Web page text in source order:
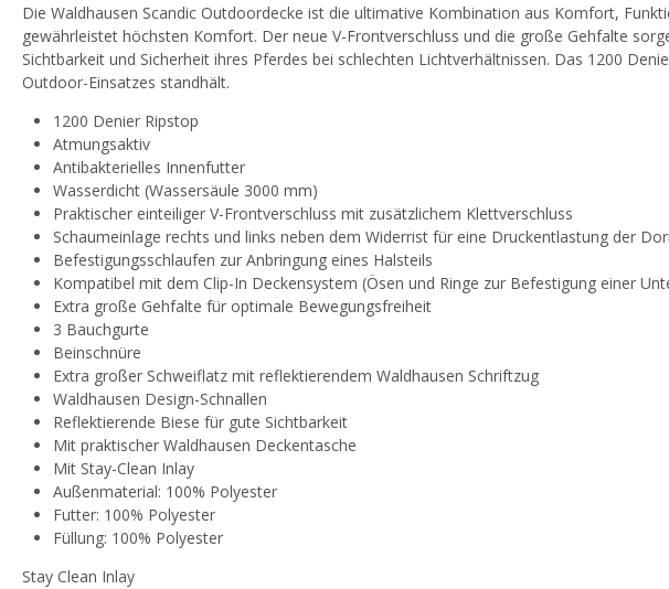
Die Waldhausen Scandic Outdoordecke ist die ultimative Kombination aus Komfort,
gewährleistet höchsten Komfort. Der neue V-Frontverschluss und die große Gehfalte
Sichtbarkeit und Sicherheit ihres Pferdes bei schlechten Lichtverhältnissen. Das 1200
Outdoor-Einsatzes standhält.
1200 Denier Ripstop
Atmungsaktiv
Antibakterielles Innenfutter
Wasserdicht (Wassersäule 3000 mm)
Praktischer einteiliger V-Frontverschluss mit zusätzlichem Klettverschluss
Schaumeinlage rechts und links neben dem Widerrist für eine Druckentlastung der
Befestigungsschlaufen zur Anbringung eines Halsteils
Kompatibel mit dem Clip-In Deckensystem (Ösen und Ringe zur Befestigung einer
Extra große Gehfalte für optimale Bewegungsfreiheit
3 Bauchgurte
Beinschnüre
Extra großer Schweiflatz mit reflektierendem Waldhausen Schriftzug
Waldhausen Design-Schnallen
Reflektierende Biese für gute Sichtbarkeit
Mit praktischer Waldhausen Deckentasche
Mit Stay-Clean Inlay
Außenmaterial: 100% Polyester
Futter: 100% Polyester
Füllung: 100% Polyester
Stay Clean Inlay